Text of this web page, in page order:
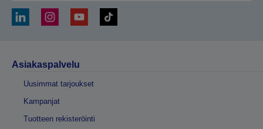
Asiakaspalvelu
Uusimmat tarjoukset
Kampanjat
Tuotteen rekisteröinti